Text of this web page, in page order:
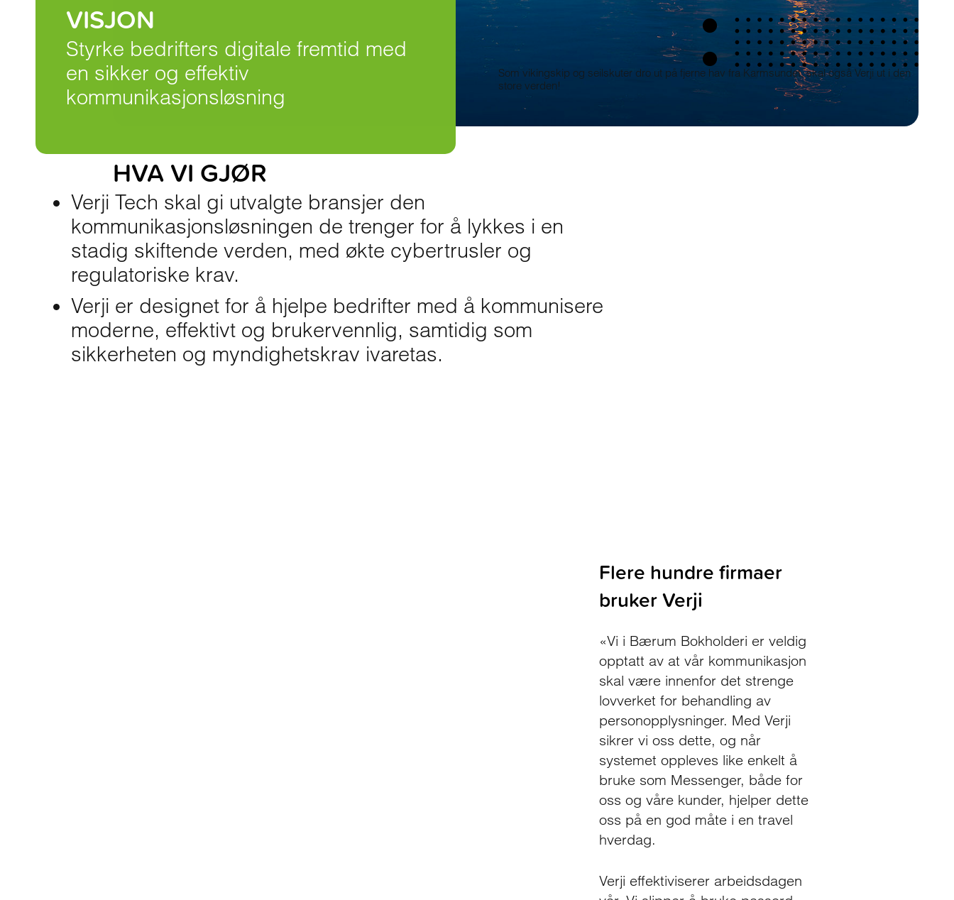
VISJON
Styrke bedrifters digitale fremtid med
en sikker og effektiv
kommunikasjonsløsning
Som vikingskip og seilskuter dro ut på fjerne hav fra Karmsundet, skal også Verji ut i den
store verden!
HVA VI GJØR
Verji Tech skal gi utvalgte bransjer den
kommunikasjonsløsningen de trenger for å lykkes i en
stadig skiftende verden, med økte cybertrusler og
regulatoriske krav.
Verji er designet for å hjelpe bedrifter med å kommunisere
moderne, effektivt og brukervennlig, samtidig som
sikkerheten og myndighetskrav ivaretas.
Flere hundre firmaer
bruker Verji
«Vi i Bærum Bokholderi er veldig
opptatt av at vår kommunikasjon
skal være innenfor det strenge
lovverket for behandling av
personopplysninger. Med Verji
sikrer vi oss dette, og når
systemet oppleves like enkelt å
bruke som Messenger, både for
oss og våre kunder, hjelper dette
oss på en god måte i en travel
hverdag.
Verji effektiviserer arbeidsdagen